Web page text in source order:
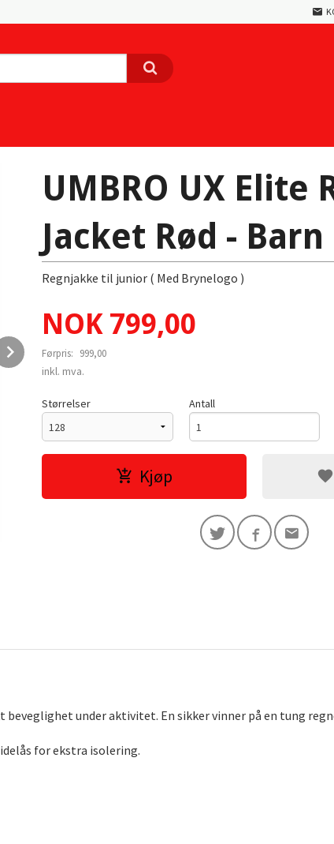
Next
UMBRO UX Elite
Jacket Rød - Barn
Regnjakke til junior ( Med Brynelogo )
Tilbud
NOK 799,00
Førpris: 999,00
Rabatt
inkl. mva.
Størrelser Antall
Kjøp
under aktivitet. En sikker vinner på en tung
for ekstra isolering.